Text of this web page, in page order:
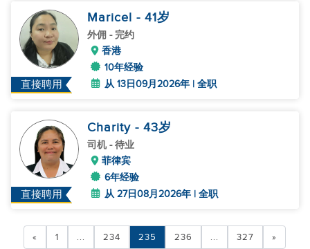
直接聘用
Maricel - 41岁
外佣 - 完约
香港
10年经验
从 13日09月2026年 | 全职
直接聘用
Charity - 43岁
司机- 待业
菲律宾
6年经验
从 27日08月2026年 | 全职
« 1 ... 234 235 236 ... 327 »